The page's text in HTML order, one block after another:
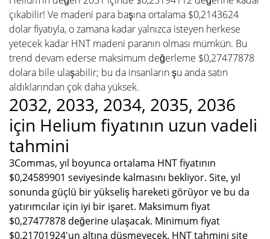
çıkabilir! Ve madeni para başına ortalama $0,2143624
dolar fiyatıyla, o zamana kadar yalnızca isteyen herkese
yetecek kadar HNT madeni paranın olması mümkün. Bu
trend devam ederse maksimum değerleme $0,27477878
dolara bile ulaşabilir; bu da insanların şu anda satın
aldıklarından çok daha yüksek.
2032, 2033, 2034, 2035, 2036
için Helium fiyatının uzun vadeli
tahmini
3Commas, yıl boyunca ortalama HNT fiyatının
$0,24589901 seviyesinde kalmasını bekliyor. Site, yıl
sonunda güçlü bir yükseliş hareketi görüyor ve bu da
yatırımcılar için iyi bir işaret. Maksimum fiyat
$0,27477878 değerine ulaşacak. Minimum fiyat
$0,21701924'un altına düşmeyecek. HNT tahmini site